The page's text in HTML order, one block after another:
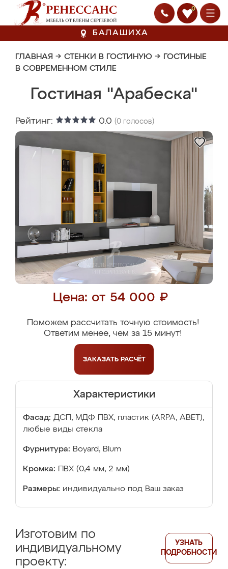
0
БАЛАШИХА
ГЛАВНАЯ → СТЕНКИ В ГОСТИНУЮ → ГОСТИНЫЕ
В СОВРЕМЕННОМ СТИЛЕ
Гостиная "Арабеска"
Рейтинг: 0.0 (0 голосов)
Цена: от 54 000 ₽
Поможем рассчитать точную стоимость!
Ответим менее, чем за 15 минут!
ЗАКАЗАТЬ РАСЧЁТ
Характеристики
Фасад: ДСП, МДФ ПВХ, пластик (ARPA, ABET),
любые виды стекла
Фурнитура: Boyard, Blum
Кромка: ПВХ (0,4 мм, 2 мм)
Размеры: индивидуально под Ваш заказ
Изготовим по
индивидуальному
проекту:
УЗНАТЬ
ПОДРОБНОСТИ